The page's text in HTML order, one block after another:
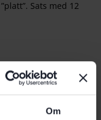
Om
Sats med 12